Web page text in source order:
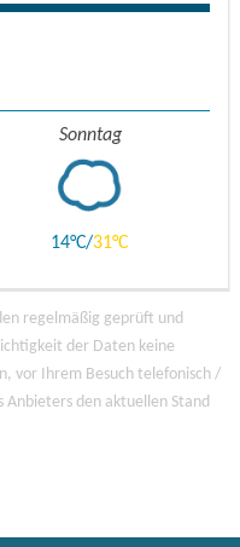
Sonntag
14 31
regelmäßig geprüft und
der Daten keine
vor Ihrem Besuch telefonisch /
den aktuellen Stand